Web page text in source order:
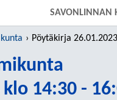
SAVONLINNAN
Pöytäkirja 26.01.2023
14:30 -